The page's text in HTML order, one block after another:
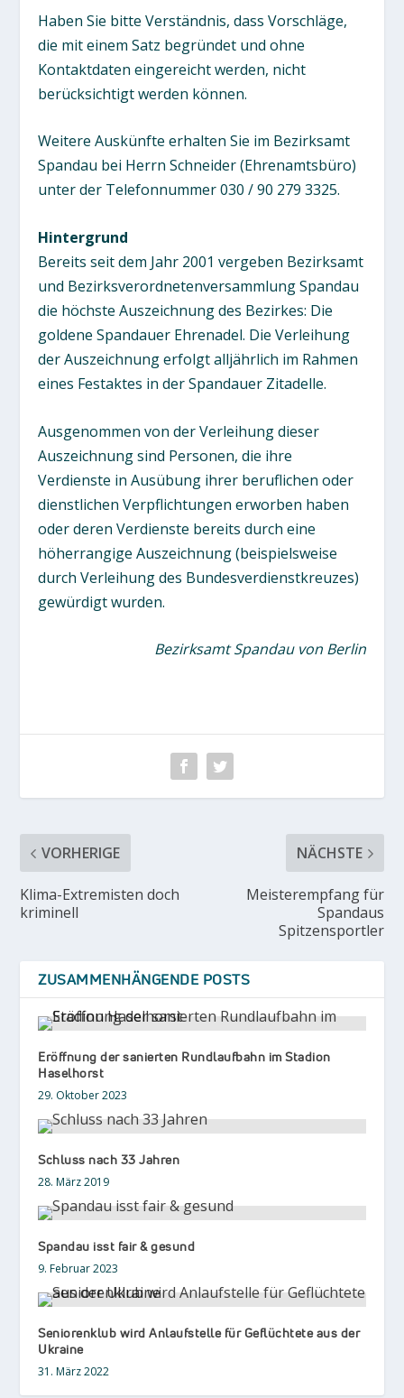
Haben Sie bitte Verständnis, dass Vorschläge,
die mit einem Satz begründet und ohne
Kontaktdaten eingereicht werden, nicht
berücksichtigt werden können.
Weitere Auskünfte erhalten Sie im Bezirksamt
Spandau bei Herrn Schneider (Ehrenamtsbüro)
unter der Telefonnummer 030 / 90 279 3325.
Hintergrund
Bereits seit dem Jahr 2001 vergeben Bezirksamt
und Bezirksverordnetenversammlung Spandau
die höchste Auszeichnung des Bezirkes: Die
goldene Spandauer Ehrenadel. Die Verleihung
der Auszeichnung erfolgt alljährlich im Rahmen
eines Festaktes in der Spandauer Zitadelle.
Ausgenommen von der Verleihung dieser
Auszeichnung sind Personen, die ihre
Verdienste in Ausübung ihrer beruflichen oder
dienstlichen Verpflichtungen erworben haben
oder deren Verdienste bereits durch eine
höherrangige Auszeichnung (beispielsweise
durch Verleihung des Bundesverdienstkreuzes)
gewürdigt wurden.
Bezirksamt Spandau von Berlin
VORHERIGE
Klima-Extremisten doch
kriminell
NÄCHSTE
Meisterempfang für
Spandaus
Spitzensportler
ZUSAMMENHÄNGENDE POSTS
Eröffnung der sanierten Rundlaufbahn im Stadion
Haselhorst
29. Oktober 2023
Schluss nach 33 Jahren
28. März 2019
Spandau isst fair & gesund
9. Februar 2023
Seniorenklub wird Anlaufstelle für Geflüchtete aus der
Ukraine
31. März 2022